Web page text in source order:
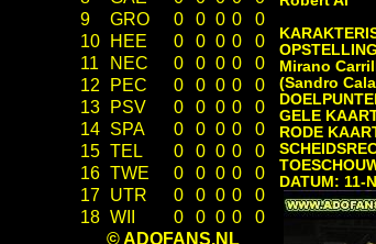
9
GRO 0 0 0 0
0
10
HEE 0 0 0 0
0
11
NEC 0 0 0 0
0
12
PEC 0 0 0 0
0
13
PSV 0 0 0 0
0
14 SPA 0 0 0 0
0
15 TEL 0 0 0 0
0
16 TWE 0 0 0 0
0
17 UTR 0 0 0 0
0
18 WII 0 0 0 0
0
© ADOFANS.NL
Mirano
(Sandro
GELE
RODE
DATUM: 11-